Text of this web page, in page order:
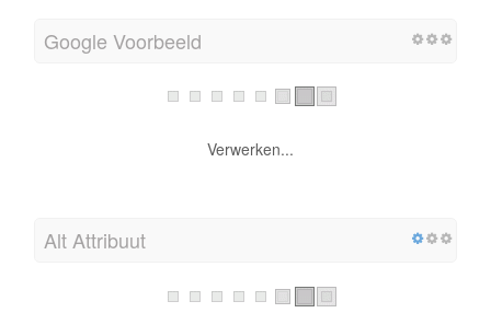
Google Voorbeeld
Verwerken...
Alt Attribuut